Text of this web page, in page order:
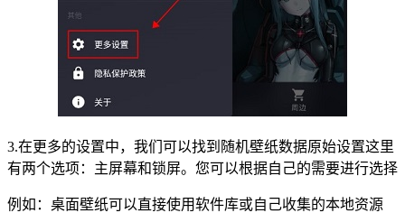
3.在更多的设置中，我们可以找到随机壁纸数据原始设置这里
有两个选项：主屏幕和锁屏。您可以根据自己的需要进行选择
例如：桌面壁纸可以直接使用软件库或自己收集的本地资源